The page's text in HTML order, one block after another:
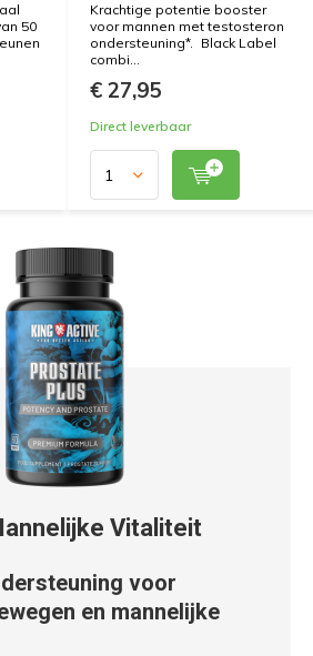
50
Krachtige potentie booster
voor mannen met testosteron
ondersteuning*. Black Label
combi...
€ 27,95
Direct leverbaar
Vitaliteit
voor
en mannelijke